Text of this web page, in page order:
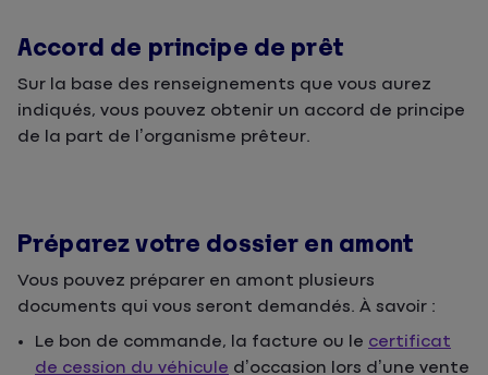
Accord de principe de prêt
Sur la base des renseignements que vous aurez
indiqués, vous pouvez obtenir un accord de principe
de la part de l’organisme prêteur.
Préparez votre dossier en amont
Vous pouvez préparer en amont plusieurs
documents qui vous seront demandés. À savoir :
Le bon de commande, la facture ou le certificat
de cession du véhicule d’occasion lors d’une vente